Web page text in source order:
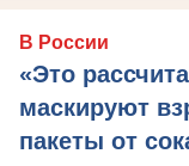
В России
«Это
маскируют
пакеты от